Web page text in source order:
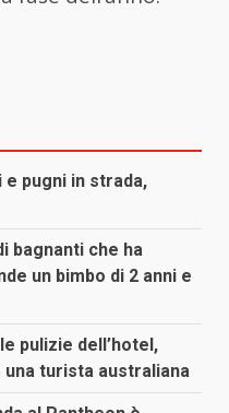
e pugni in strada,
bagnanti che ha
un bimbo di 2 anni e
pulizie dell’hotel,
turista australiana